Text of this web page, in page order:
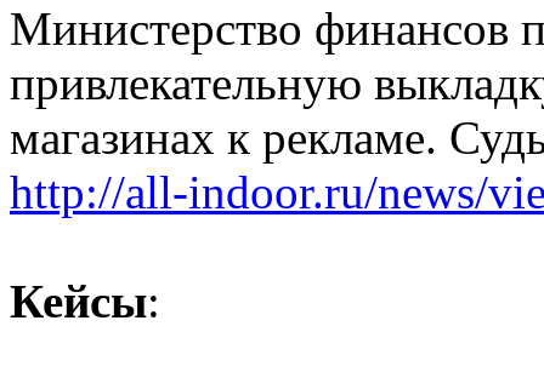
Министерство финансов
привлекательную
магазинах к рекламе.
http://all-indoor.ru/news/
Кейсы: